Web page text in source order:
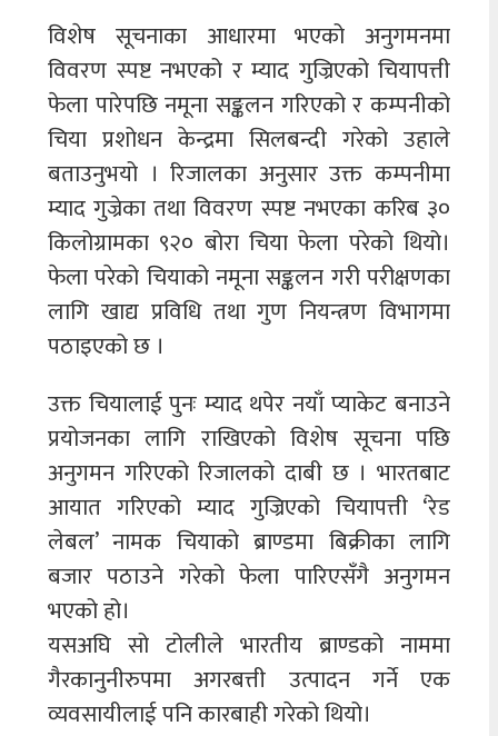
विशेष सूचनाका आधारमा भएको अनुगमनमा
विवरण स्पष्ट नभएको र म्याद गुज्रिएको चियापत्ती
फेला पारेपछि नमूना सङ्कलन गरिएको र कम्पनीको
चिया प्रशोधन केन्द्रमा सिलबन्दी गरेको उहाले
बताउनुभयो । रिजालका अनुसार उक्त कम्पनीमा
म्याद गुज्रेका तथा विवरण स्पष्ट नभएका करिब ३०
किलोग्रामका ९२० बोरा चिया फेला परेको थियो।
फेला परेको चियाको नमूना सङ्कलन गरी परीक्षणका
लागि खाद्य प्रविधि तथा गुण नियन्त्रण विभागमा
पठाइएको छ ।
उक्त चियालाई पुनः म्याद थपेर नयाँ प्याकेट बनाउने
प्रयोजनका लागि राखिएको विशेष सूचना पछि
अनुगमन गरिएको रिजालको दाबी छ । भारतबाट
आयात गरिएको म्याद गुज्रिएको चियापत्ती ‘रेड
लेबल’ नामक चियाको ब्राण्डमा बिक्रीका लागि
बजार पठाउने गरेको फेला पारिएसँगै अनुगमन
भएको हो।
यसअघि सो टोलीले भारतीय ब्राण्डको नाममा
गैरकानुनीरुपमा अगरबत्ती उत्पादन गर्ने एक
व्यवसायीलाई पनि कारबाही गरेको थियो।